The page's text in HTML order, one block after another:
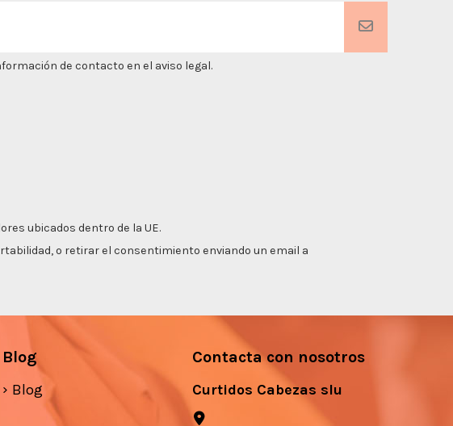
de contacto en el aviso legal.
ubicados dentro de la UE.
o retirar el consentimiento enviando un email a
Blog
Blog
Contacta con nosotros
Curtidos Cabezas slu